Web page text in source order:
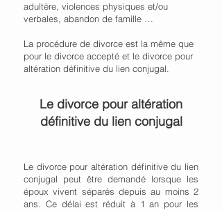
adultère, violences physiques et/ou
verbales, abandon de famille …
La procédure de divorce est la même que
pour le divorce accepté et le divorce pour
altération définitive du lien conjugal.
Le divorce pour altération
définitive du lien conjugal
Le divorce pour altération définitive du lien
conjugal peut être demandé lorsque les
époux vivent séparés depuis au moins 2
ans. Ce délai est réduit à 1 an pour les